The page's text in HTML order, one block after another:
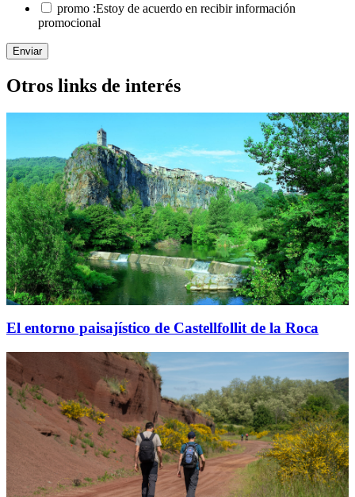
promo :Estoy de acuerdo en recibir información
promocional
Enviar
Otros links de interés
El entorno paisajístico de Castellfollit de la Roca